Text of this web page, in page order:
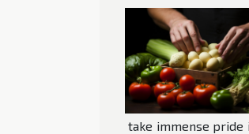
take immense pride